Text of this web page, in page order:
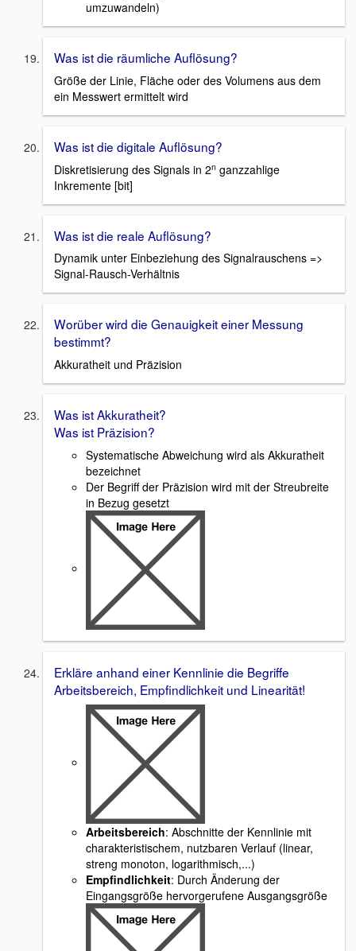
umzuwandeln)
Was ist die räumliche Auflösung?
Größe der Linie, Fläche oder des Volumens aus dem
ein Messwert ermittelt wird
Was ist die digitale Auflösung?
Diskretisierung des Signals in 2n ganzzahlige
Inkremente [bit]
Was ist die reale Auflösung?
Dynamik unter Einbeziehung des Signalrauschens =>
Signal-Rausch-Verhältnis
Worüber wird die Genauigkeit einer Messung
bestimmt?
Akkuratheit und Präzision
Was ist Akkuratheit?
Was ist Präzision?
Systematische Abweichung wird als Akkuratheit
bezeichnet
Der Begriff der Präzision wird mit der Streubreite
in Bezug gesetzt
Erkläre anhand einer Kennlinie die Begriffe
Arbeitsbereich, Empfindlichkeit und Linearität!
Arbeitsbereich: Abschnitte der Kennlinie mit
charakteristischem, nutzbaren Verlauf (linear,
streng monoton, logarithmisch,...)
Empfindlichkeit: Durch Änderung der
Eingangsgröße hervorgerufene Ausgangsgröße